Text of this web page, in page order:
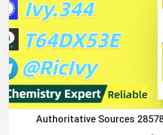
Authoritative Sources